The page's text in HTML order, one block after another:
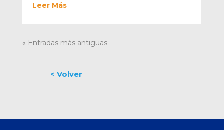
Leer Más
« Entradas más antiguas